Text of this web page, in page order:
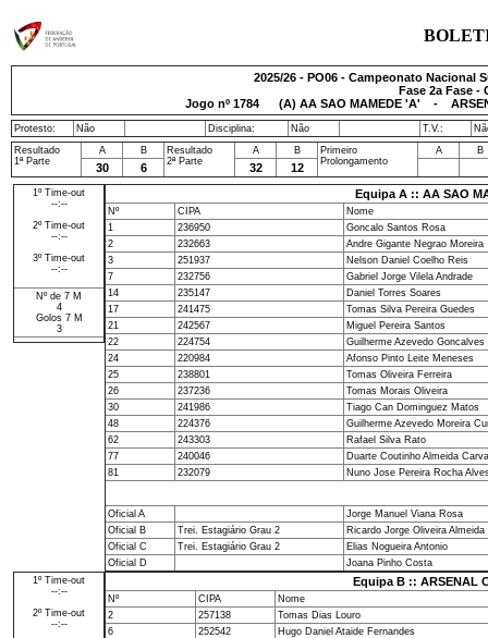
2025/26 - PO06 - Campeonato Nacional
Fase 2a Fase -
Jogo nº 1784 (A) AA SAO MAMEDE 'A' -
Protesto: Não Disciplina: Não T.V.:
Resultado
1ª Parte
A B
Resultado
2ª Parte
A B
Primeiro
Prolongamento
A B
30 6 32 12
1º Time-out
--:--
2º Time-out
--:--
3º Time-out
--:--
Nº de 7 M
4
Golos 7 M
3
Equipa A :: AA SAO
Nº CIPA
Nome
1
236950
Goncalo Santos Rosa
2
232663
Andre Gigante Negrao Moreira
3
251937
Nelson Daniel Coelho Reis
7
232756
Gabriel Jorge Vilela Andrade
14
235147
Daniel Torres Soares
17
241475
Tomas Silva Pereira Guedes
21
242567
Miguel Pereira Santos
22
224754
Guilherme Azevedo Goncalves
24
220984
Afonso Pinto Leite Meneses
25
238801
Tomas Oliveira Ferreira
26
237236
Tomas Morais Oliveira
30
241986
Tiago Can Dominguez Matos
48
224376
Guilherme Azevedo Moreira
62
243303
Rafael Silva Rato
77
240046
Duarte Coutinho Almeida
81
232079 Nuno Jose Pereira Rocha
Oficial A
Jorge Manuel Viana Rosa
Oficial B
Trei. Estagiário Grau 2
Ricardo Jorge Oliveira Almeida
Oficial C
Trei. Estagiário Grau 2
Elias Nogueira Antonio
Oficial D
Joana Pinho Costa
1º Time-out
--:--
2º Time-out
--:--
Equipa B :: ARSENAL
Nº CIPA
Nome
2
257138
Tomas Dias Louro
6
252542
Hugo Daniel Ataide Fernandes